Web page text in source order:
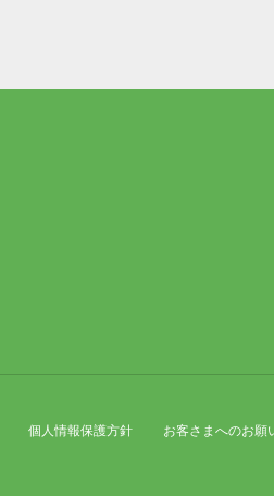
個人情報保護方針 お客さまへのお願